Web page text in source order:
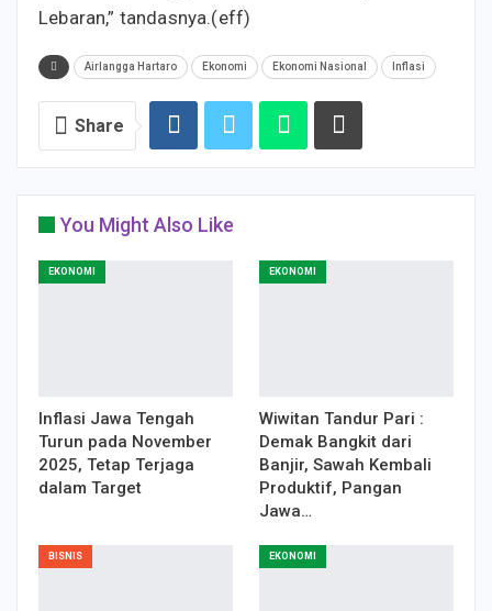
Lebaran,” tandasnya.(eff)
Airlangga Hartaro Ekonomi Ekonomi Nasional Inflasi
Share
You Might Also Like
EKONOMI
Inflasi Jawa Tengah
Turun pada November
2025, Tetap Terjaga
dalam Target
EKONOMI
Wiwitan Tandur Pari :
Demak Bangkit dari
Banjir, Sawah Kembali
Produktif, Pangan
Jawa…
BISNIS EKONOMI